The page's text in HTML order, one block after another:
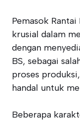
Pemasok
krusial dalam
dengan
BS, sebagai
proses
handal untuk
Beberapa